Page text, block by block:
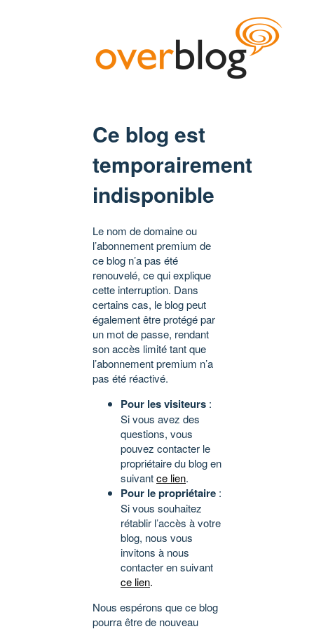
Ce blog est
temporairement
indisponible
Le nom de domaine ou
l’abonnement premium de
ce blog n’a pas été
renouvelé, ce qui explique
cette interruption. Dans
certains cas, le blog peut
également être protégé par
un mot de passe, rendant
son accès limité tant que
l’abonnement premium n’a
pas été réactivé.
Pour les visiteurs :
Si vous avez des
questions, vous
pouvez contacter le
propriétaire du blog en
suivantce lien.
Pour le propriétaire :
Si vous souhaitez
rétablir l’accès à votre
blog, nous vous
invitons à nous
contacter en suivant
ce lien.
Nous espérons que ce blog
pourra être de nouveau